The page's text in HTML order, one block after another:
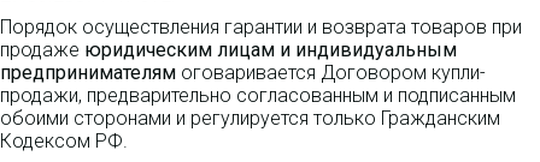
Порядок осуществления гарантии и возврата товаров при
продаже юридическим лицам и индивидуальным
предпринимателям оговаривается Договором купли-
продажи, предварительно согласованным и подписанным
обоими сторонами и регулируется только Гражданским
Кодексом РФ.